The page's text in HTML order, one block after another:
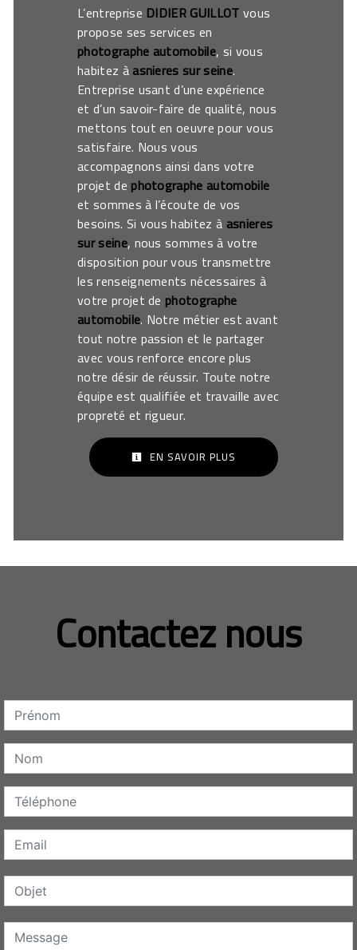
L’entreprise DIDIER GUILLOTvous
propose ses services en
photographe automobile, si vous
habitez àasnieres sur seine.
Entreprise usant d’une expérience
et d’un savoir-faire de qualité, nous
mettons tout en oeuvre pour vous
satisfaire. Nous vous
accompagnons ainsi dans votre
projet de photographe automobile
et sommes à l’écoute de vos
besoins. Si vous habitez à asnieres
sur seine, nous sommes à votre
disposition pour vous transmettre
les renseignements nécessaires à
votre projet de photographe
automobile. Notre métier est avant
tout notre passion et le partager
avec vous renforce encore plus
notre désir de réussir. Toute notre
équipe est qualifiée et travaille avec
propreté et rigueur.
EN SAVOIR PLUS
Contactez nous